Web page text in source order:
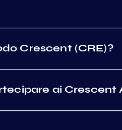
Crescent (CRE)?
ai Crescent